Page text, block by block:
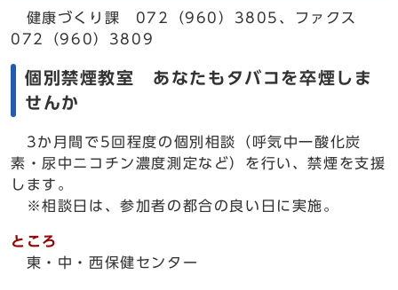
健康づくり課 072（960）3805、ファクス
072（960）3809
個別禁煙教室 あなたもタバコを卒煙しま
せんか
3か月間で5回程度の個別相談（呼気中一酸化炭
素・尿中ニコチン濃度測定など）を行い、禁煙を支援
します。
※相談日は、参加者の都合の良い日に実施。
ところ
東・中・西保健センター